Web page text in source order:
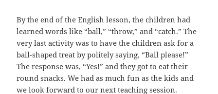
By the end of the English lesson, the children had
learned words like “ball,” “throw,” and “catch.” The
very last activity was to have the children ask for a
ball-shaped treat by politely saying, “Ball please!”
The response was, “Yes!” and they got to eat their
round snacks. We had as much fun as the kids and
we look forward to our next teaching session.